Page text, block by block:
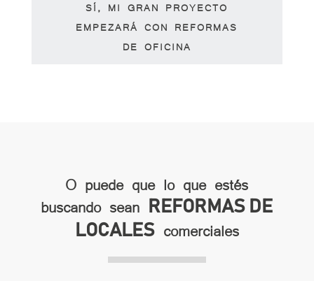
SÍ, MI GRAN PROYECTO
EMPEZARÁ CON REFORMAS
DE OFICINA
O puede que lo que estés
buscando sean
REFORMAS DE
LOCALEScomerciales